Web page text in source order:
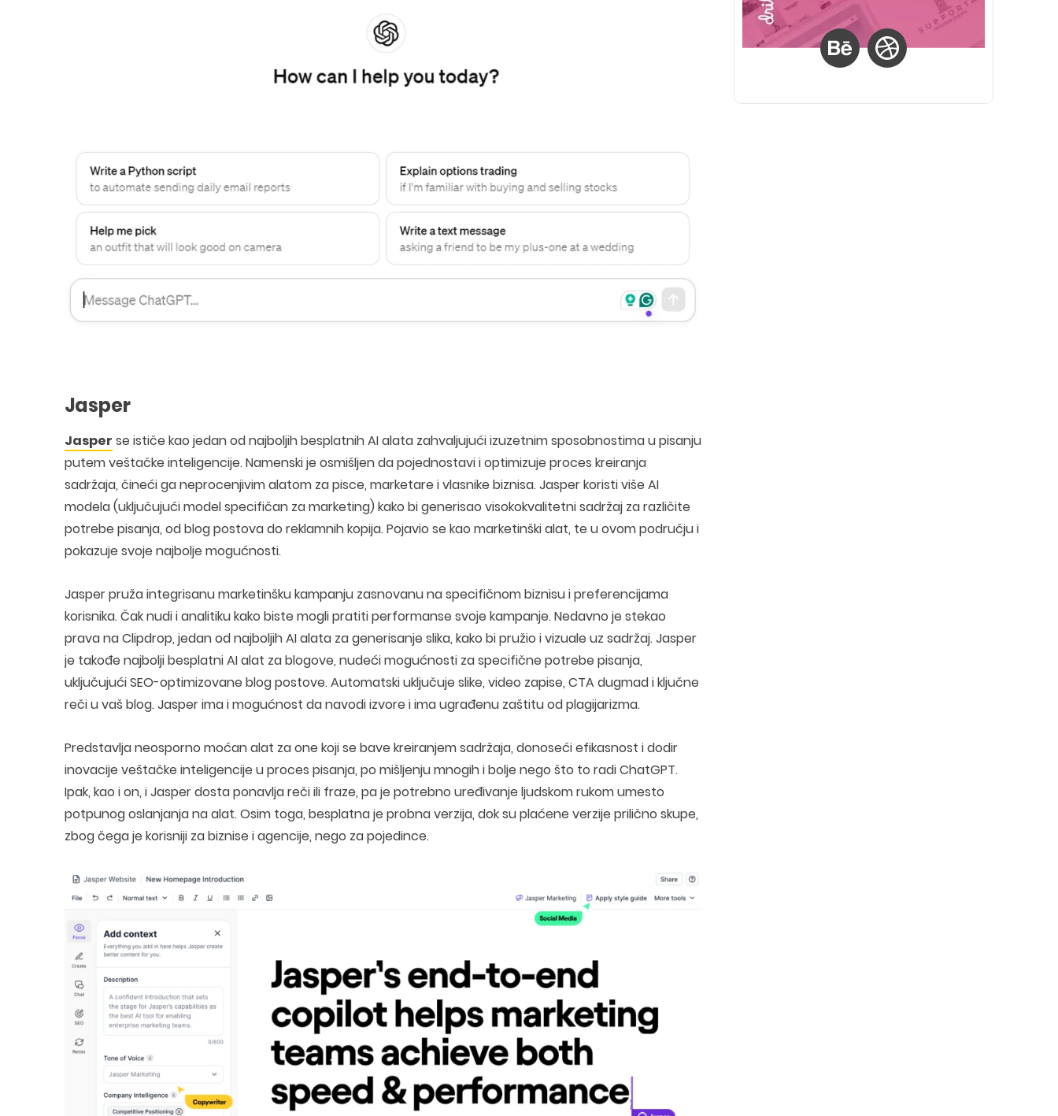
Jasper
Jasper se ističe kao jedan od najboljih besplatnih AI alata zahvaljujući izuzetnim sposobnostima u pisanju
putem veštačke inteligencije. Namenski je osmišljen da pojednostavi i optimizuje proces kreiranja
sadržaja, čineći ga neprocenjivim alatom za pisce, marketare i vlasnike biznisa. Jasper koristi više AI
modela (uključujući model specifičan za marketing) kako bi generisao visokokvalitetni sadržaj za različite
potrebe pisanja, od blog postova do reklamnih kopija. Pojavio se kao marketinški alat, te u ovom području i
pokazuje svoje najbolje mogućnosti.
Jasper pruža integrisanu marketinšku kampanju zasnovanu na specifičnom biznisu i preferencijama
korisnika. Čak nudi i analitiku kako biste mogli pratiti performanse svoje kampanje. Nedavno je stekao
prava na Clipdrop, jedan od najboljih AI alata za generisanje slika, kako bi pružio i vizuale uz sadržaj. Jasper
je takođe najbolji besplatni AI alat za blogove, nudeći mogućnosti za specifične potrebe pisanja,
uključujući SEO-optimizovane blog postove. Automatski uključuje slike, video zapise, CTA dugmad i ključne
reči u vaš blog. Jasper ima i mogućnost da navodi izvore i ima ugrađenu zaštitu od plagijarizma.
Predstavlja neosporno moćan alat za one koji se bave kreiranjem sadržaja, donoseći efikasnost i dodir
inovacije veštačke inteligencije u proces pisanja, po mišljenju mnogih i bolje nego što to radi ChatGPT.
Ipak, kao i on, i Jasper dosta ponavlja reči ili fraze, pa je potrebno uređivanje ljudskom rukom umesto
potpunog oslanjanja na alat. Osim toga, besplatna je probna verzija, dok su plaćene verzije prilično skupe,
zbog čega je korisniji za biznise i agencije, nego za pojedince.